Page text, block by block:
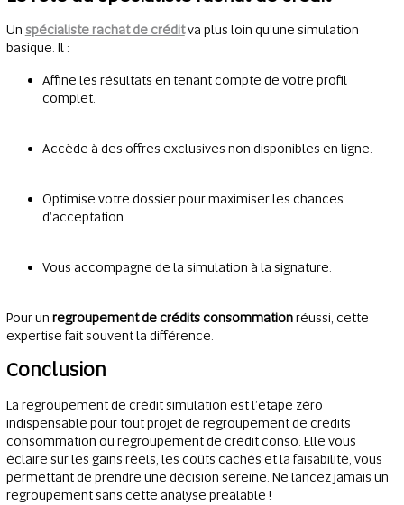
Un spécialiste rachat de créditva plus loin qu’une simulation
basique. Il :
Affine les résultats en tenant compte de votre profil
complet.
Accède à des offres exclusives non disponibles en ligne.
Optimise votre dossier pour maximiser les chances
d’acceptation.
Vous accompagne de la simulation à la signature.
Pour un regroupement de crédits consommationréussi, cette
expertise fait souvent la différence.
Conclusion
La regroupement de crédit simulation est l’étape zéro
indispensable pour tout projet de regroupement de crédits
consommation ou regroupement de crédit conso. Elle vous
éclaire sur les gains réels, les coûts cachés et la faisabilité, vous
permettant de prendre une décision sereine. Ne lancez jamais un
regroupement sans cette analyse préalable !